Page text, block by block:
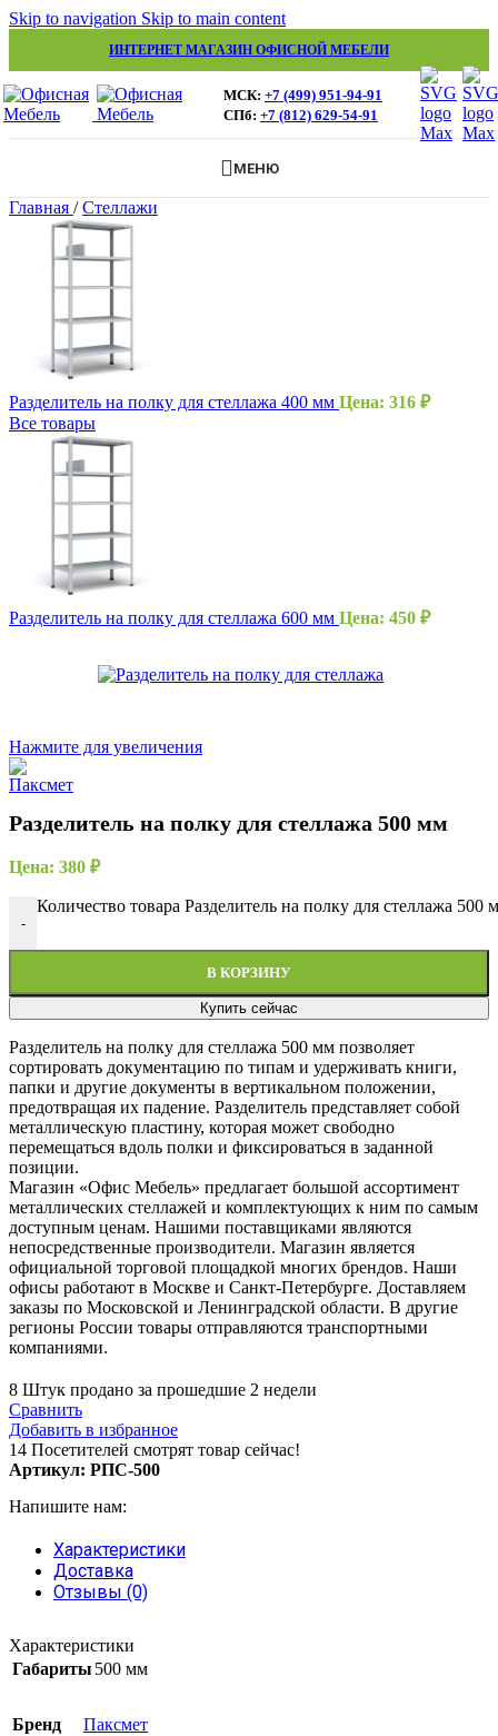
Skip to navigation Skip to main content
ИНТЕРНЕТ МАГАЗИН ОФИСНОЙ МЕБЕЛИ
МСК: +7 (499) 951-94-91
СПб: +7 (812) 629-54-91
МЕНЮ
Главная / Стеллажи
Разделитель на полку для стеллажа 400 мм Цена: 316 ₽
Все товары
Разделитель на полку для стеллажа 600 мм Цена: 450 ₽
Нажмите для увеличения
Разделитель на полку для стеллажа 500 мм
Цена: 380 ₽
-
Количество товара Разделитель на полку для стеллажа 500
В КОРЗИНУ
Купить сейчас
Разделитель на полку для стеллажа 500 мм позволяет
сортировать документацию по типам и удерживать книги,
папки и другие документы в вертикальном положении,
предотвращая их падение. Разделитель представляет собой
металлическую пластину, которая может свободно
перемещаться вдоль полки и фиксироваться в заданной
позиции.
Магазин «Офис Мебель» предлагает большой ассортимент
металлических стеллажей и комплектующих к ним по самым
доступным ценам. Нашими поставщиками являются
непосредственные производители. Магазин является
официальной торговой площадкой многих брендов. Наши
офисы работают в Москве и Санкт-Петербурге. Доставляем
заказы по Московской и Ленинградской области. В другие
регионы России товары отправляются транспортными
компаниями.
8 Штук продано за прошедшие 2 недели
Сравнить
Добавить в избранное
14 Посетителей смотрят товар сейчас!
Артикул: РПС-500
Напишите нам:
Характеристики
Доставка
Отзывы (0)
Характеристики
Габариты 500 мм
Бренд
Паксмет